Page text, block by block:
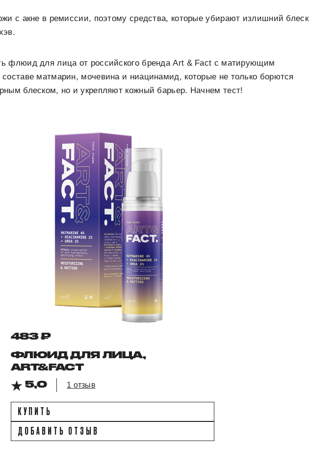
с акне в ремиссии, поэтому средства, которые убирают излишний блеск
флюид для лица от российского бренда Art & Fact с матирующим
матмарин, мочевина и ниацинамид, которые не только борются
блеском, но и укрепляют кожный барьер. Начнем тест!
483 ₽
ФЛЮИД ДЛЯ ЛИЦА,
ART&FACT
5,0
1 отзыв
КУПИТЬ
ДОБАВИТЬ ОТЗЫВ